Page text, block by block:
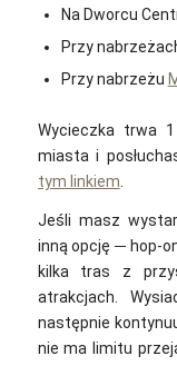
Na Dworcu
Przy
Przy nabrzeżu
Wycieczka trwa
miasta i
tym linkiem.
Jeśli masz
inną opcję ─ hop-
kilka tras z
atrakcjach.
następnie
nie ma limitu